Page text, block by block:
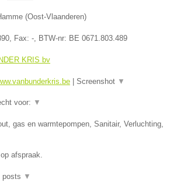
(Oost-Vlaanderen)
, Fax: -, BTW-nr: BE 0671.803.489
KRIS bv
Screenshot ▼
voor: ▼
gas en warmtepompen, Sanitair, Verluchting,
afspraak.
posts ▼